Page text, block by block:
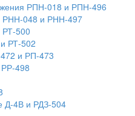
РПН-018 и РПН-496
РНН-048 и РНН-497
РТ-500
РТ-502
и РП-473
498
Д-4В и РДЗ-504